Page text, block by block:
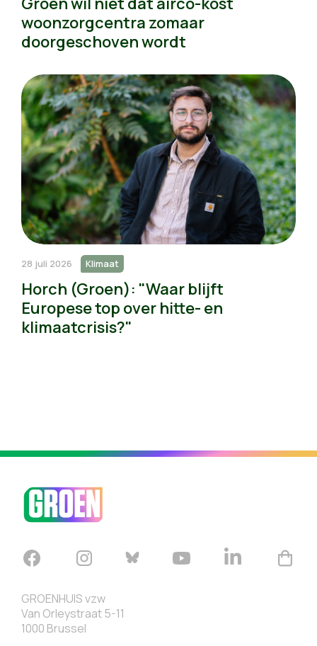
woonzorgcentra zomaar
doorgeschoven wordt
28 juli 2026 Klimaat
Horch (Groen): "Waar blijft
Europese top over hitte- en
klimaatcrisis?"
GROENHUIS vzw
Van Orleystraat 5-11
1000 Brussel